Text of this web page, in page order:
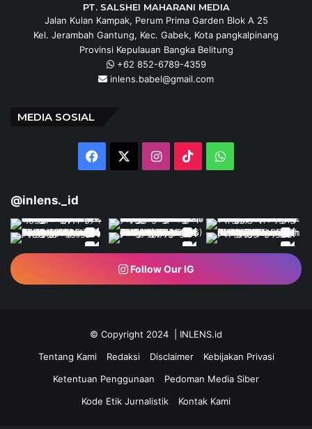
PT. SALSHEI MAHARANI MEDIA
Jalan Kulan Kampak, Perum Prima Garden Blok A 25
Kel. Jerambah Gantung, Kec. Gabek, Kota pangkalpinang
Provinsi Kepulauan Bangka Belitung
+62 852-6789-4359
inlens.babel@gmail.com
MEDIA SOSIAL
Facebook Instagram
TikTokWhatsApp
@inlens._id
Follow Our IG
© Copyright 2024 | INLENS.id
Tentang Kami
Redaksi Disclaimer
Kebijakan Privasi
Ketentuan Penggunaan
Pedoman Media Siber
Kode Etik Jurnalistik
Kontak Kami